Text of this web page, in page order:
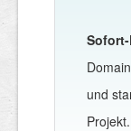
und